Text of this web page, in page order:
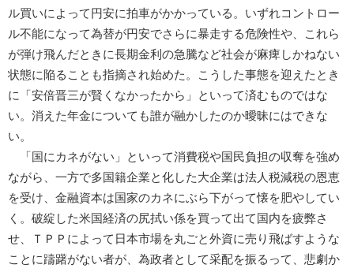
ル買いによって円安に拍車がかかっている。いずれコントロー
ル不能になって為替が円安でさらに暴走する危険性や、これら
が弾け飛んだときに長期金利の急騰など社会が麻痺しかねない
状態に陥ることも指摘され始めた。こうした事態を迎えたとき
に「安倍晋三が賢くなかったから」といって済むものではな
い。消えた年金についても誰が融かしたのか曖昧にはできな
い。
「国にカネがない」といって消費税や国民負担の収奪を強め
ながら、一方で多国籍企業と化した大企業は法人税減税の恩恵
を受け、金融資本は国家のカネにぶら下がって懐を肥やしてい
く。破綻した米国経済の尻拭い係を買って出て国内を疲弊さ
せ、ＴＰＰによって日本市場を丸ごと外資に売り飛ばすような
ことに躊躇がない者が、為政者として采配を振るって、悲劇か